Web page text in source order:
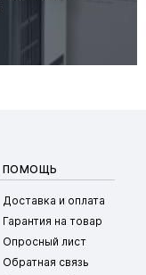
ПОМОЩЬ
Доставка и оплата
Гарантия на товар
Опросный лист
Обратная связь